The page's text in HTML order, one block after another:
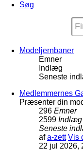
Søg
Modeljernbaner
Emner
Indlæg
Seneste
Medlemmernes
Præsenter din
296 Emner
2599 Indlæg
Seneste
afa-zett Vis
22 jul 2026,